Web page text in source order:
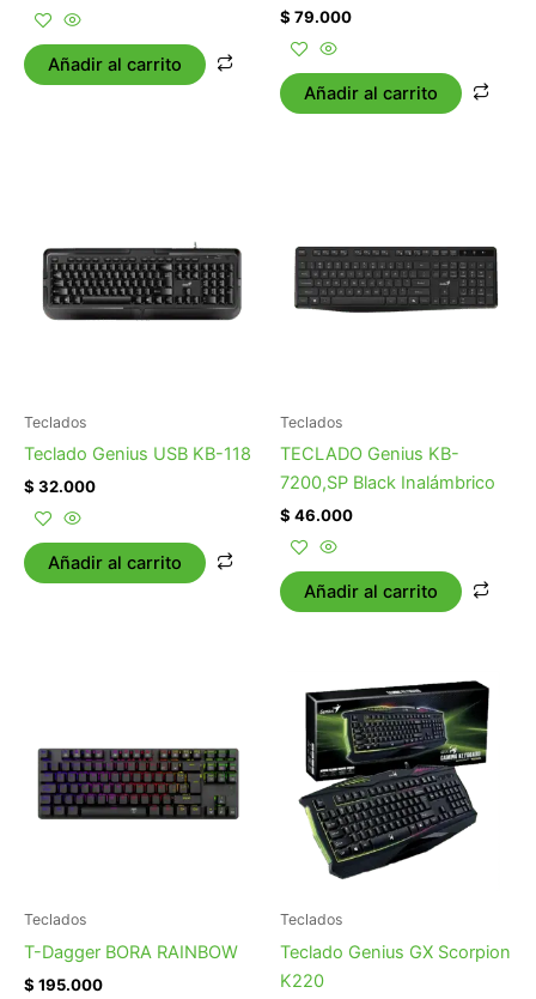
Añadir al carrito
$ 79.000
Añadir al carrito
Teclados
Teclado Genius USB KB-118
$ 32.000
Añadir al carrito
Teclados
TECLADO Genius KB-
7200,SP Black Inalámbrico
$ 46.000
Añadir al carrito
Teclados
T-Dagger BORA RAINBOW
$ 195.000
Teclados
Teclado Genius GX Scorpion
K220